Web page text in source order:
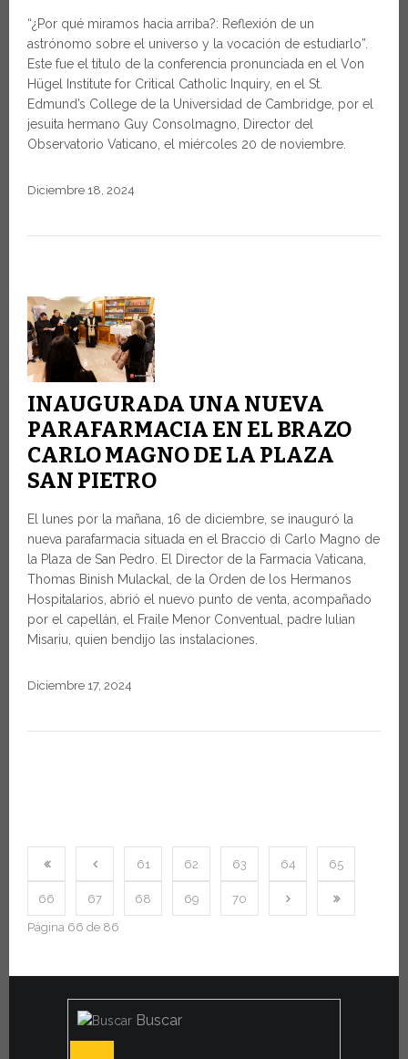
“¿Por qué miramos hacia arriba?: Reflexión de un
astrónomo sobre el universo y la vocación de estudiarlo”.
Este fue el título de la conferencia pronunciada en el Von
Hügel Institute for Critical Catholic Inquiry, en el St.
Edmund’s College de la Universidad de Cambridge, por el
jesuita hermano Guy Consolmagno, Director del
Observatorio Vaticano, el miércoles 20 de noviembre.
Diciembre 18, 2024
INAUGURADA UNA NUEVA
PARAFARMACIA EN EL BRAZO
CARLO MAGNO DE LA PLAZA
SAN PIETRO
El lunes por la mañana, 16 de diciembre, se inauguró la
nueva parafarmacia situada en el Braccio di Carlo Magno de
la Plaza de San Pedro. El Director de la Farmacia Vaticana,
Thomas Binish Mulackal, de la Orden de los Hermanos
Hospitalarios, abrió el nuevo punto de venta, acompañado
por el capellán, el Fraile Menor Conventual, padre Iulian
Misariu, quien bendijo las instalaciones.
Diciembre 17, 2024
61 62 63 64 65
66 67 68 69 70
Página 66 de 86
Buscar